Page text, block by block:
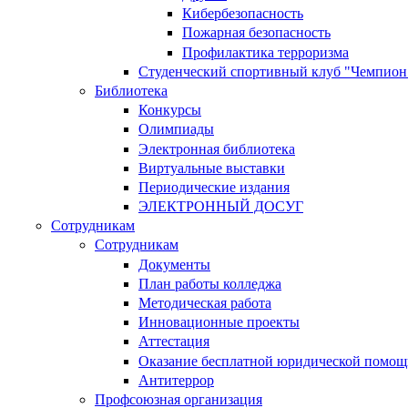
Кибербезопасность
Пожарная безопасность
Профилактика терроризма
Студенческий спортивный клуб
Библиотека
Конкурсы
Олимпиады
Электронная библиотека
Виртуальные выставки
Периодические издания
ЭЛЕКТРОННЫЙ ДОСУГ
Сотрудникам
Сотрудникам
Документы
План работы колледжа
Методическая работа
Инновационные проекты
Аттестация
Оказание бесплатной юридической
Антитеррор
Профсоюзная организация